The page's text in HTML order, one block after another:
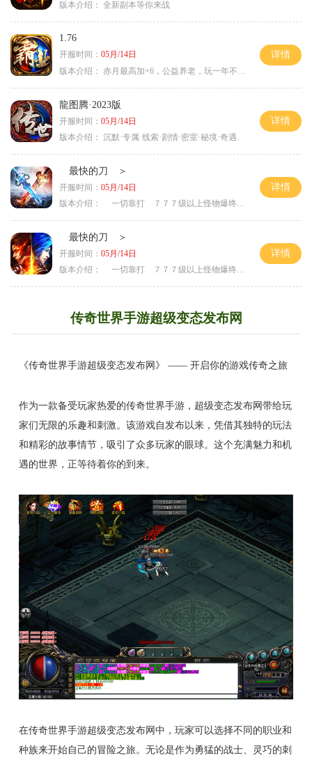
版本介绍： 全新副本等你来战
1.76
开服时间： 05月/14日
版本介绍： 赤月最高加+6，公益养老，玩一年不腻，屠龙
详情
龍图腾·2023版
开服时间： 05月/14日
版本介绍： 沉默·专属·线索·剧情·密室·秘境·奇遇.
详情
最快的刀 ＞
开服时间： 05月/14日
版本介绍：
一切靠打 ７７７级以上怪物爆终极 ＞
详情
最快的刀 ＞
开服时间： 05月/14日
版本介绍：
一切靠打 ７７７级以上怪物爆终极 ＞
详情
传奇世界手游超级变态发布网
《传奇世界手游超级变态发布网》 —— 开启你的游戏传奇之旅
作为一款备受玩家热爱的传奇世界手游，超级变态发布网带给玩
家们无限的乐趣和刺激。该游戏自发布以来，凭借其独特的玩法
和精彩的故事情节，吸引了众多玩家的眼球。这个充满魅力和机
遇的世界，正等待着你的到来。
在传奇世界手游超级变态发布网中，玩家可以选择不同的职业和
种族来开始自己的冒险之旅。无论是作为勇猛的战士、灵巧的刺